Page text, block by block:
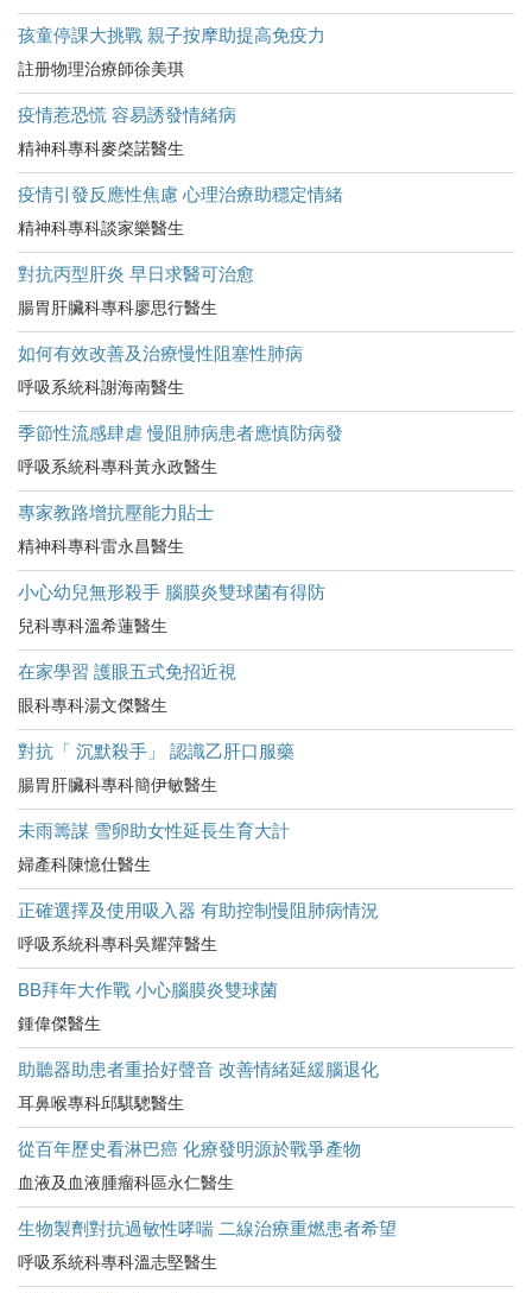
孩童停課大挑戰 親子按摩助提高免疫力
註册物理治療師徐美琪
疫情惹恐慌 容易誘發情緒病
精神科專科麥棨諾醫生
疫情引發反應性焦慮 心理治療助穩定情緒
精神科專科談家樂醫生
對抗丙型肝炎 早日求醫可治愈
腸胃肝臟科專科廖思行醫生
如何有效改善及治療慢性阻塞性肺病
呼吸系統科謝海南醫生
季節性流感肆虐 慢阻肺病患者應慎防病發
呼吸系統科專科黃永政醫生
專家教路增抗壓能力貼士
精神科專科雷永昌醫生
小心幼兒無形殺手 腦膜炎雙球菌有得防
兒科專科溫希蓮醫生
在家學習 護眼五式免招近視
眼科專科湯文傑醫生
對抗「 沉默殺手」 認識乙肝口服藥
腸胃肝臟科專科簡伊敏醫生
未雨籌謀 雪卵助女性延長生育大計
婦產科陳憶仕醫生
正確選擇及使用吸入器 有助控制慢阻肺病情況
呼吸系統科專科吳耀萍醫生
BB拜年大作戰 小心腦膜炎雙球菌
鍾偉傑醫生
助聽器助患者重拾好聲音 改善情緒延緩腦退化
耳鼻喉專科邱騏驄醫生
從百年歷史看淋巴癌 化療發明源於戰爭產物
血液及血液腫瘤科區永仁醫生
生物製劑對抗過敏性哮喘 二線治療重燃患者希望
呼吸系統科專科溫志堅醫生